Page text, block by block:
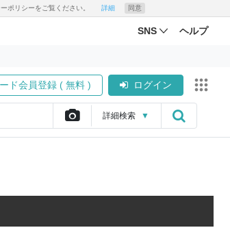
ポリシーをご覧ください。 詳細 同意
SNS ヘルプ
ド会員登録 ( 無料 ) ログイン
詳細検索 ▼